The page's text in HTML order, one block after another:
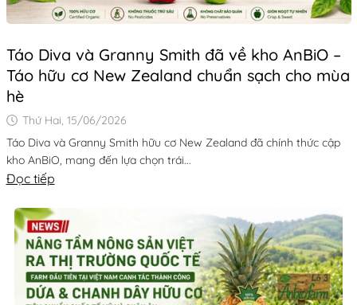
Táo Diva và Granny Smith đã về kho AnBiO –
Táo hữu cơ New Zealand chuẩn sạch cho mùa
hè
Thứ Hai, 15/06/2026
Táo Diva và Granny Smith hữu cơ New Zealand đã chính thức cập
kho AnBiO, mang đến lựa chọn trái...
Đọc tiếp